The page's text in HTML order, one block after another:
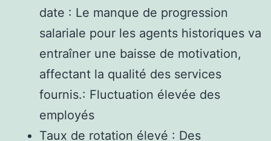
date : Le manque de progression
salariale pour les agents historiques va
entraîner une baisse de motivation,
affectant la qualité des services
fournis.: Fluctuation élevée des
employés
Taux de rotation élevé : Des